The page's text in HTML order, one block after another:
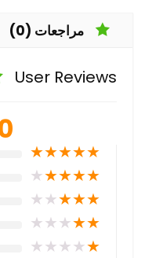
مراجعات (0)
User Reviews
★
★
★
★
★
★
★
★
★
★
★
★
★
★
★
★
★
★
★
★
★
★
★
★
★